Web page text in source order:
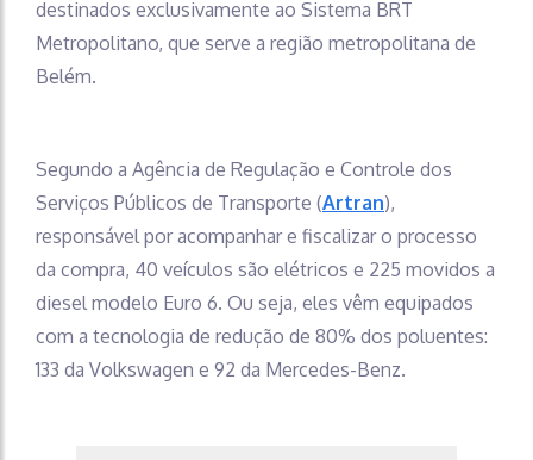
destinados exclusivamente ao Sistema BRT
Metropolitano, que serve a região metropolitana de
Belém.
Segundo a Agência de Regulação e Controle dos
Serviços Públicos de Transporte (Artran),
responsável por acompanhar e fiscalizar o processo
da compra, 40 veículos são elétricos e 225 movidos a
diesel modelo Euro 6. Ou seja, eles vêm equipados
com a tecnologia de redução de 80% dos poluentes:
133 da Volkswagen e 92 da Mercedes-Benz.